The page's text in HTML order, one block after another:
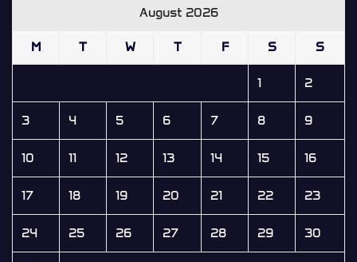
August 2026
M T W T F S S
1 2
3 4 5 6 7 8 9
10 11 12 13 14 15 16
17 18 19 20 21 22 23
24 25 26 27 28 29 30